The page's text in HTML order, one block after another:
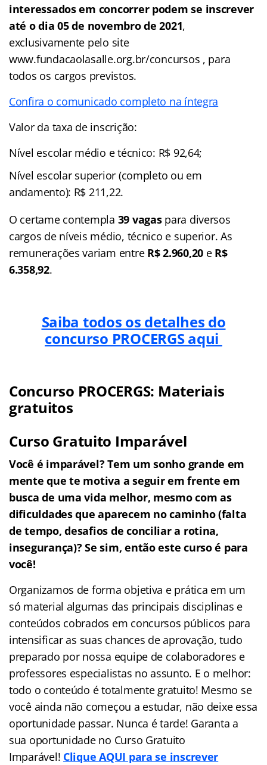
interessados em concorrer podem se inscrever
até o dia 05 de novembro de 2021,
exclusivamente pelo site
www.fundacaolasalle.org.br/concursos , para
todos os cargos previstos.
Confira o comunicado completo na íntegra
Valor da taxa de inscrição:
Nível escolar médio e técnico: R$ 92,64;
Nível escolar superior (completo ou em
andamento): R$ 211,22.
O certame contempla 39 vagaspara diversos
cargos de níveis médio, técnico e superior. As
remunerações variam entre R$ 2.960,20 e R$
6.358,92.
Saiba todos os detalhes do
concurso PROCERGS aqui
Concurso PROCERGS: Materiais
gratuitos
Curso Gratuito Imparável
Você é imparável? Tem um sonho grande em
mente que te motiva a seguir em frente em
busca de uma vida melhor, mesmo com as
dificuldades que aparecem no caminho (falta
de tempo, desafios de conciliar a rotina,
insegurança)? Se sim, então este curso é para
você!
Organizamos de forma objetiva e prática em um
só material algumas das principais disciplinas e
conteúdos cobrados em concursos públicos para
intensificar as suas chances de aprovação, tudo
preparado por nossa equipe de colaboradores e
professores especialistas no assunto. E o melhor:
todo o conteúdo é totalmente gratuito! Mesmo se
você ainda não começou a estudar, não deixe essa
oportunidade passar. Nunca é tarde! Garanta a
sua oportunidade no Curso Gratuito
Imparável! Clique AQUI para se inscrever